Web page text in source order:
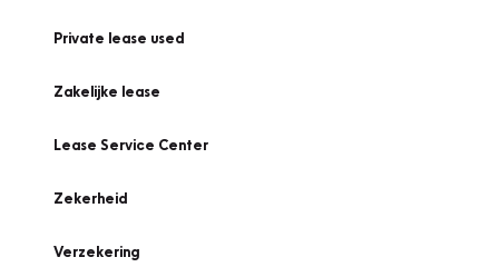
Private lease used
Zakelijke lease
Lease Service Center
Zekerheid
Verzekering